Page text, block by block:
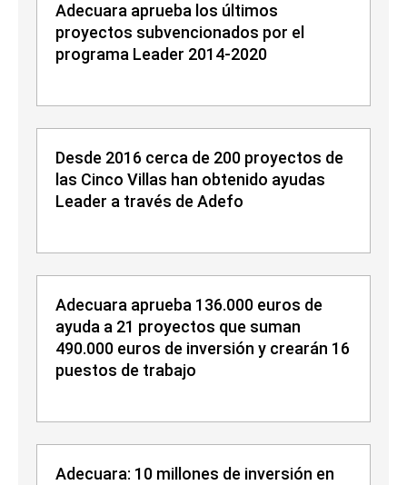
Adecuara aprueba los últimos
proyectos subvencionados por el
programa Leader 2014-2020
Desde 2016 cerca de 200 proyectos de
las Cinco Villas han obtenido ayudas
Leader a través de Adefo
Adecuara aprueba 136.000 euros de
ayuda a 21 proyectos que suman
490.000 euros de inversión y crearán 16
puestos de trabajo
Adecuara: 10 millones de inversión en